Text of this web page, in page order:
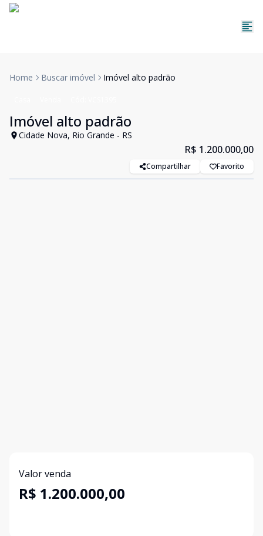
Home Buscar imóvel Imóvel alto padrão
Imóvel alto padrão
Cidade Nova, Rio Grande - RS
R$ 1.200.000,00
Compartilhar Favorito
Valor venda
R$ 1.200.000,00